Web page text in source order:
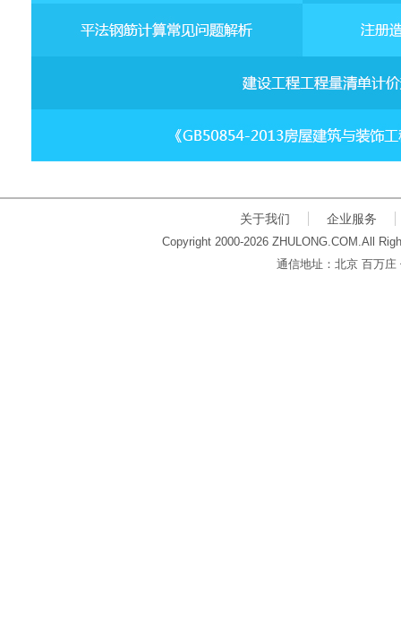
关于我们 企业服务
Copyright 2000-2026 ZHULONG.COM.All
通信地址：北京 百万